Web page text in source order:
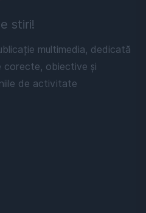
stiri!
multimedia, dedicată
corecte, obiective și
de activitate